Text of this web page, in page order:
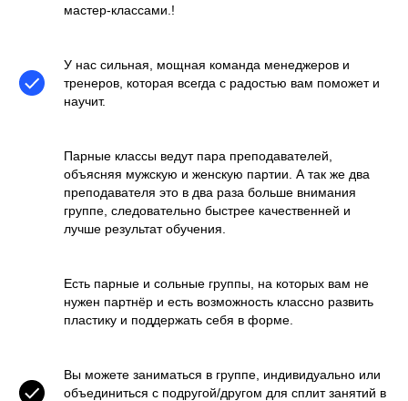
мастер-классами.!
У нас сильная, мощная команда менеджеров и
тренеров, которая всегда с радостью вам поможет и
научит.
Парные классы ведут пара преподавателей,
объясняя мужскую и женскую партии. А так же два
преподавателя это в два раза больше внимания
группе, следовательно быстрее качественней и
лучше результат обучения.
Есть парные и сольные группы, на которых вам не
нужен партнёр и есть возможность классно развить
пластику и поддержать себя в форме.
Вы можете заниматься в группе, индивидуально или
объединиться с подругой/другом для сплит занятий в